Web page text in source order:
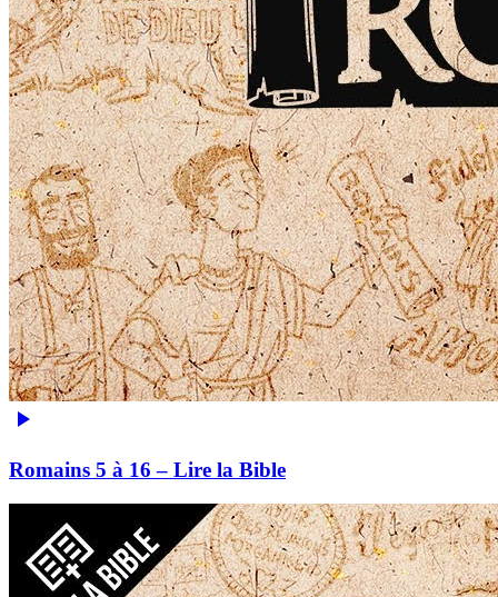
Romains 5 à 16 – Lire la Bible